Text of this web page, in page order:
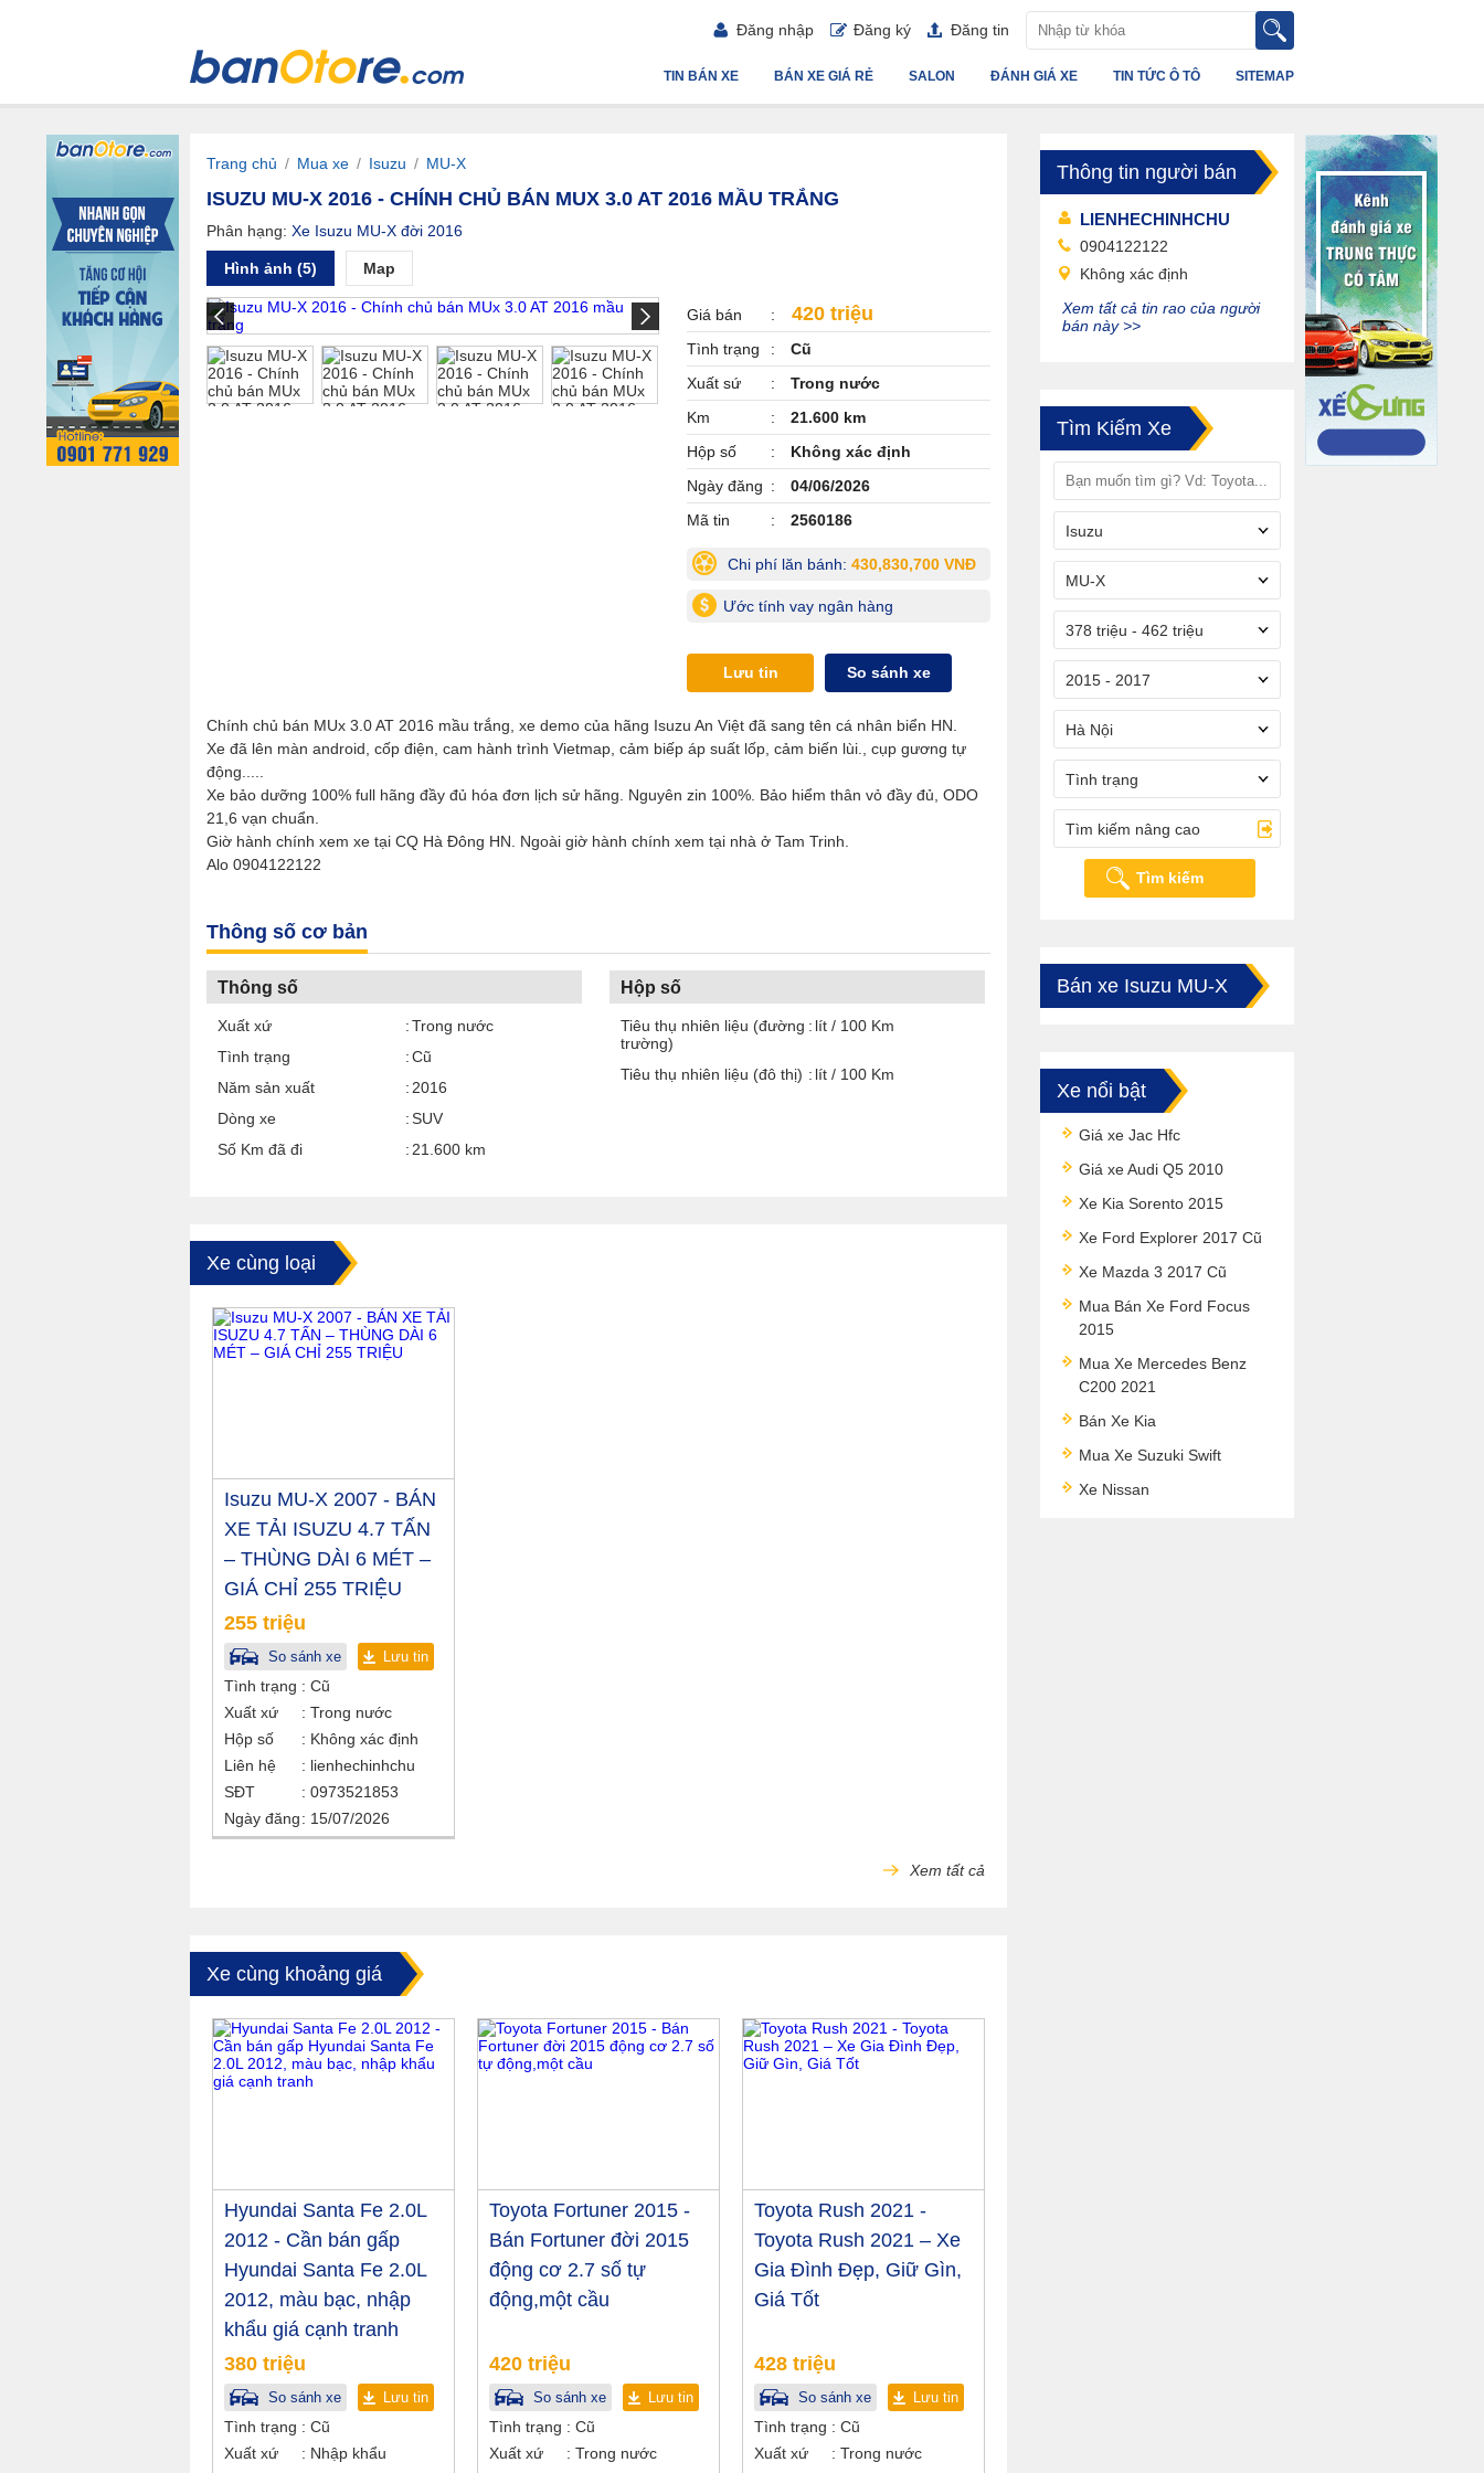
Đăng nhập Đăng ký Đăng tin
SITEMAP
TIN TỨC Ô TÔ
ĐÁNH GIÁ XE
SALON
BÁN XE GIÁ RẺ
TIN BÁN XE
Trang chủ / Mua xe / Isuzu / MU-X
ISUZU MU-X 2016 - CHÍNH CHỦ BÁN MUX 3.0 AT 2016 MẦU TRẮNG
Phân hạng: Xe Isuzu MU-X đời 2016
Hình ảnh (5) Map
Giá bán 420 triệu
Tình trạng
Cũ
Xuất sứ
Trong nước
Km
21.600 km
Hộp số
Không xác định
Ngày đăng
04/06/2026
Mã tin
2560186
Chi phí lăn bánh: 430,830,700 VNĐ
Ước tính vay ngân hàng
Lưu tin So sánh xe
Chính chủ bán MUx 3.0 AT 2016 mầu trắng, xe demo của hãng Isuzu An Việt đã sang tên cá nhân biển HN.
Xe đã lên màn android, cốp điện, cam hành trình Vietmap, cảm biếp áp suất lốp, cảm biến lùi., cụp gương tự
động.....
Xe bảo dưỡng 100% full hãng đầy đủ hóa đơn lịch sử hãng. Nguyên zin 100%. Bảo hiểm thân vỏ đầy đủ, ODO
21,6 vạn chuẩn.
Giờ hành chính xem xe tại CQ Hà Đông HN. Ngoài giờ hành chính xem tại nhà ở Tam Trinh.
Alo 0904122122
Thông số cơ bản
Thông số
Xuất xứ
Trong nước
Tình trạng
Cũ
Năm sản xuất
2016
Dòng xe
SUV
Số Km đã đi
21.600 km
Hộp số
Tiêu thụ nhiên liệu (đường
trường)
lít / 100 Km
Tiêu thụ nhiên liệu (đô thị) lít / 100 Km
Xe cùng loại
Isuzu MU-X 2007 - BÁN
XE TẢI ISUZU 4.7 TẤN
– THÙNG DÀI 6 MÉT –
GIÁ CHỈ 255 TRIỆU
255 triệu
So sánh xe Lưu tin
Tình trạng
Cũ
Xuất xứ
Trong nước
Hộp số
Không xác định
Liên hệ
lienhechinhchu
SĐT
0973521853
Ngày đăng
15/07/2026
Xem tất cả
Xe cùng khoảng giá
Hyundai Santa Fe 2.0L
2012 - Cần bán gấp
Hyundai Santa Fe 2.0L
2012, màu bạc, nhập
khẩu giá cạnh tranh
380 triệu
So sánh xe Lưu tin
Tình trạng
Cũ
Xuất xứ
Nhập khẩu
Toyota Fortuner 2015 -
Bán Fortuner đời 2015
động cơ 2.7 số tự
động,một cầu
420 triệu
So sánh xe Lưu tin
Tình trạng
Cũ
Xuất xứ
Trong nước
Toyota Rush 2021 -
Toyota Rush 2021 – Xe
Gia Đình Đẹp, Giữ Gìn,
Giá Tốt
428 triệu
So sánh xe Lưu tin
Tình trạng
Cũ
Xuất xứ
Trong nước
Thông tin người bán
LIENHECHINHCHU
0904122122
Không xác định
Xem tất cả tin rao của người
bán này >>
Tìm Kiếm Xe
Isuzu
MU-X
378 triệu - 462 triệu
2015 - 2017
Hà Nội
Tình trạng
Tìm kiếm nâng cao
Tìm kiếm
Bán xe Isuzu MU-X
Xe nổi bật
Giá xe Jac Hfc
Giá xe Audi Q5 2010
Xe Kia Sorento 2015
Xe Ford Explorer 2017 Cũ
Xe Mazda 3 2017 Cũ
Mua Bán Xe Ford Focus
2015
Mua Xe Mercedes Benz
C200 2021
Bán Xe Kia
Mua Xe Suzuki Swift
Xe Nissan